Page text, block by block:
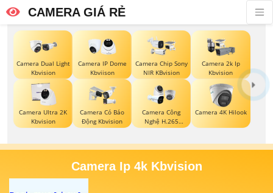
CAMERA GIÁ RẺ
Camera Dual Light
Kbvision
Camera IP Dome
Kbviison
Camera Chip Sony
NIR KBvision
Camera 2k Ip
Kbvision
Camera Ultra 2K
Kbvision
Camera Có Báo
Động Kbvision
Camera Công
Nghệ H.265
Hikvision
Camera 4K Hilook
Camera Ip 4k Kbvision